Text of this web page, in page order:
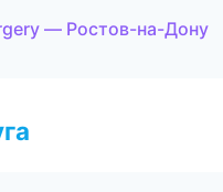
— Ростов-на-Дону